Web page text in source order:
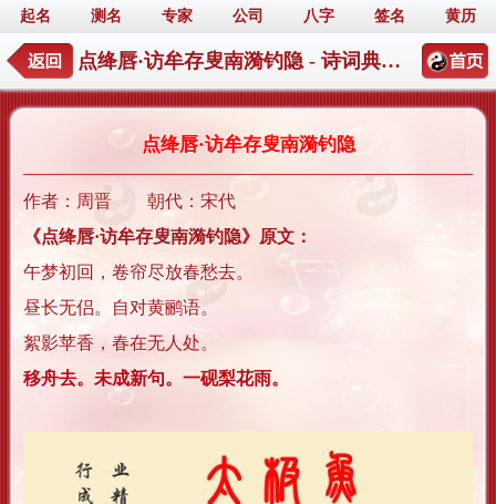
起名 测名 专家 公司 八字 签名 黄历
点绛唇·访牟存叟南漪钓隐 - 诗词典籍起名详情
点绛唇·访牟存叟南漪钓隐
作者：周晋 朝代：宋代
《点绛唇·访牟存叟南漪钓隐》原文：
午梦初回，卷帘尽放春愁去。
昼长无侣。自对黄鹂语。
絮影苹香，春在无人处。
移舟去。未成新句。一砚梨花雨。